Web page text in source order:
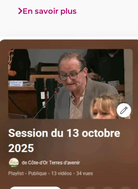
En savoir plus